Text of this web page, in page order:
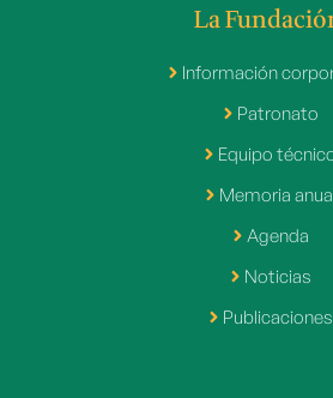
La
Información
Patronato
Equipo
Memoria
Agenda
Noticias
Publicaciones